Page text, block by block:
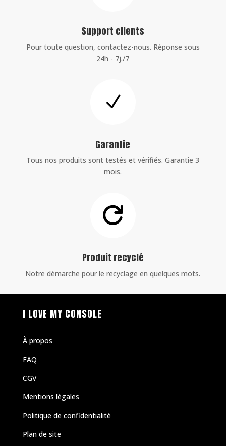
Support clients
Pour toute question, contactez-nous. Réponse sous
24h - 7j./7
N
Garantie
Tous nos produits sont testés et vérifiés. Garantie 3
mois.

Produit recyclé
Notre démarche pour le recyclage en quelques mots.
I LOVE MY CONSOLE
À propos
FAQ
CGV
Mentions légales
Politique de confidentialité
Plan de site